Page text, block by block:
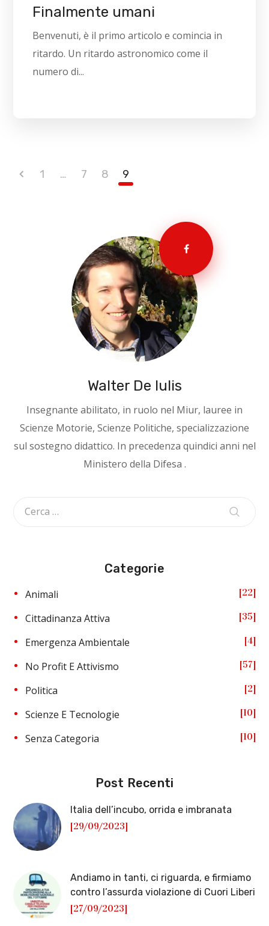
Finalmente umani
Benvenuti, è il primo articolo e comincia in
ritardo. Un ritardo astronomico come il
numero di...
1 … 7 8 9
Walter De Iulis
Insegnante abilitato, in ruolo nel Miur, lauree in
Scienze Motorie, Scienze Politiche, specializzazione
sul sostegno didattico. In precedenza quindici anni nel
Ministero della Difesa .
Categorie
Animali 22
Cittadinanza Attiva 35
Emergenza Ambientale 4
No Profit E Attivismo 57
Politica 2
Scienze E Tecnologie 10
Senza Categoria 10
Post Recenti
Italia dell’incubo, orrida e imbranata
[29/09/2023]
Andiamo in tanti, ci riguarda, e firmiamo
contro l’assurda violazione di Cuori Liberi
[27/09/2023]